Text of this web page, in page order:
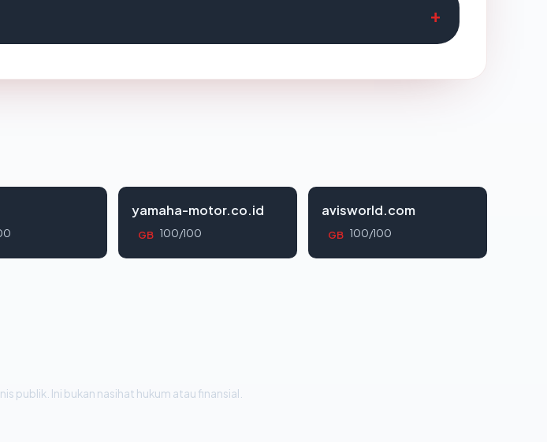
yamaha-motor.co.id
GB 100/100
avisworld.com
GB 100/100
publik. Ini bukan nasihat hukum atau finansial.